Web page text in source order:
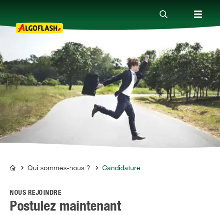
Nos produits
Conseils
Thèmes
Qui sommes-nous ?
Promotions
ALGOFLASH
Qui sommes-nous ? Candidature
NOUS REJOINDRE
Postulez maintenant